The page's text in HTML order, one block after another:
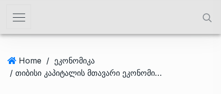
Home / ეკონომიკა
/ თიბისი კაპიტალის მთავარი ეკონომისტი ივლისში დაახლოებით 7,3%-იან ეკონომიკურ ზრდას პროგნოზირებს